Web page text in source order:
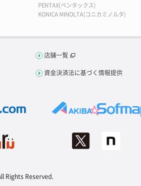
PENTAX(ペンタックス)
KONICA MINOLTA(コニカミノルタ)
店舗一覧
資金決済法に基づく情報提供
Rights Reserved.